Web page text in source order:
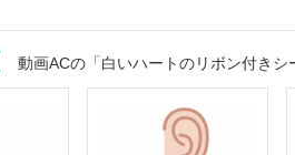
動画ACの「白いハートのリボン付きシ